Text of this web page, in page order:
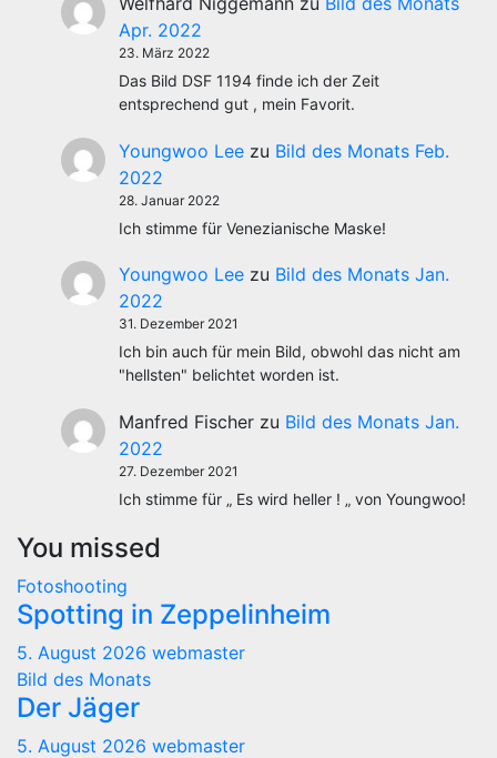
Apr. 2022
23. März 2022
Das Bild DSF 1194 finde ich der Zeit
entsprechend gut , mein Favorit.
Youngwoo Lee zu Bild des Monats Feb.
2022
28. Januar 2022
Ich stimme für Venezianische Maske!
Youngwoo Lee zu Bild des Monats Jan.
2022
31. Dezember 2021
Ich bin auch für mein Bild, obwohl das nicht am
"hellsten" belichtet worden ist.
Manfred Fischer zu Bild des Monats Jan.
2022
27. Dezember 2021
Ich stimme für „ Es wird heller ! „ von Youngwoo!
You missed
Fotoshooting
Spotting in Zeppelinheim
5. August 2026 webmaster
Bild des Monats
Der Jäger
5. August 2026 webmaster